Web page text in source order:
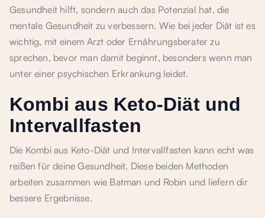
Gesundheit hilft, sondern auch das Potenzial hat, die
mentale Gesundheit zu verbessern. Wie bei jeder Diät ist es
wichtig, mit einem Arzt oder Ernährungsberater zu
sprechen, bevor man damit beginnt, besonders wenn man
unter einer psychischen Erkrankung leidet.
Kombi aus Keto-Diät und
Intervallfasten
Die Kombi aus Keto-Diät und Intervallfasten kann echt was
reißen für deine Gesundheit. Diese beiden Methoden
arbeiten zusammen wie Batman und Robin und liefern dir
bessere Ergebnisse.